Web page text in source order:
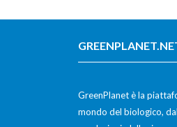
GreenPlanet è la
mondo del biologico,